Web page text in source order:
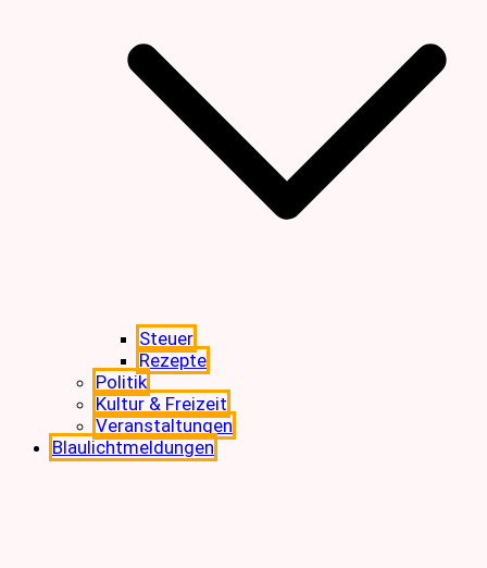
Steuer
Rezepte
Politik
Kultur & Freizeit
Veranstaltungen
Blaulichtmeldungen